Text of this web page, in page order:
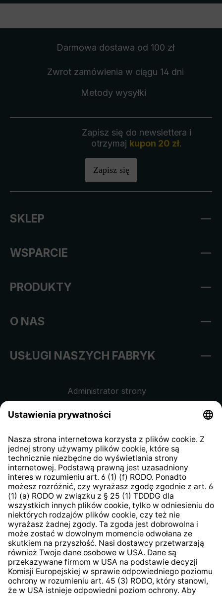
Darmowa dostawa od 100 zł
Zwrot zamówienia w ciągu 14 dni
Metody wysyłki
Zapisz się do newslettera i
otrzymaj kupon 20 zł.
Zapisz się
SKLEP
WSPARCIE
PRODUKTY
O NAS
USŁUGI NASZYCH FABRYK
Administrator strony
kontrahentów
Klauzula informacyjna strony
internetowej
Strategia podatkowa
System zgłaszania nieprawidłowości